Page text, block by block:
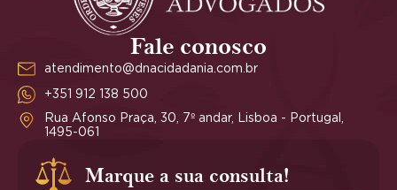
Fale conosco
atendimento@dnacidadania.com.br
+351 912 138 500
Rua Afonso Praça, 30, 7º andar, Lisboa - Portugal,
1495-061
Marque a sua consulta!